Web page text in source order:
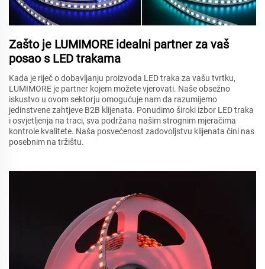
Zašto je LUMIMORE idealni partner za vaš
posao s LED trakama
Kada je riječ o dobavljanju proizvoda LED traka za vašu tvrtku,
LUMIMORE je partner kojem možete vjerovati. Naše obsežno
iskustvo u ovom sektorju omogućuje nam da razumijemo
jedinstvene zahtjeve B2B klijenata. Ponudimo široki izbor LED traka
i osvjetljenja na traci, sva podržana našim strognim mjeračima
kontrole kvalitete. Naša posvećenost zadovoljstvu klijenata čini nas
posebnim na tržištu.